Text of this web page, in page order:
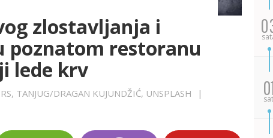
zlostavljanja i
poznatom restoranu
lede krv
TANJUG/DRAGAN KUJUNDŽIĆ, UNSPLASH
|
sat